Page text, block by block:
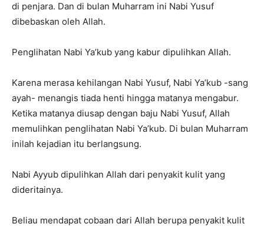
di penjara. Dan di bulan Muharram ini Nabi Yusuf
dibebaskan oleh Allah.
Penglihatan Nabi Ya’kub yang kabur dipulihkan Allah.
Karena merasa kehilangan Nabi Yusuf, Nabi Ya’kub -sang
ayah- menangis tiada henti hingga matanya mengabur.
Ketika matanya diusap dengan baju Nabi Yusuf, Allah
memulihkan penglihatan Nabi Ya’kub. Di bulan Muharram
inilah kejadian itu berlangsung.
Nabi Ayyub dipulihkan Allah dari penyakit kulit yang
dideritainya.
Beliau mendapat cobaan dari Allah berupa penyakit kulit